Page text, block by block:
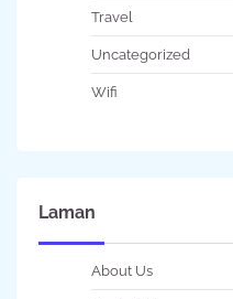
Travel
Uncategorized
Wifi
Laman
About Us